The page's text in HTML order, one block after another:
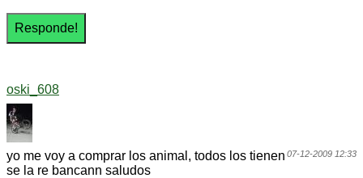
oski_608
07-12-2009 12:33
yo me voy a comprar los animal, todos los tienen
se la re bancann saludos